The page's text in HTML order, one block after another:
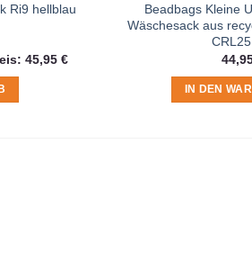
Ri9 hellblau
45,95€Aktueller
Beadbags Kleine
Wäschesack aus
IN DEN